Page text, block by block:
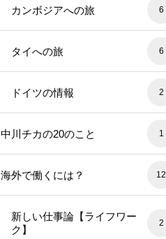
カンボジアへの旅 6
タイへの旅 6
ドイツの情報 2
中川チカの20のこと 1
海外で働くには？ 12
新しい仕事論【ライフワー
ク】
2